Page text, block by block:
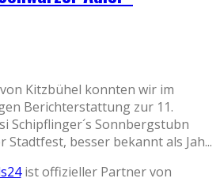
Kitzbühel konnten wir im
Berichterstattung zur 11.
Schipflinger´s Sonnbergstubn
Stadtfest, besser bekannt als Jah...
ist offizieller Partner von